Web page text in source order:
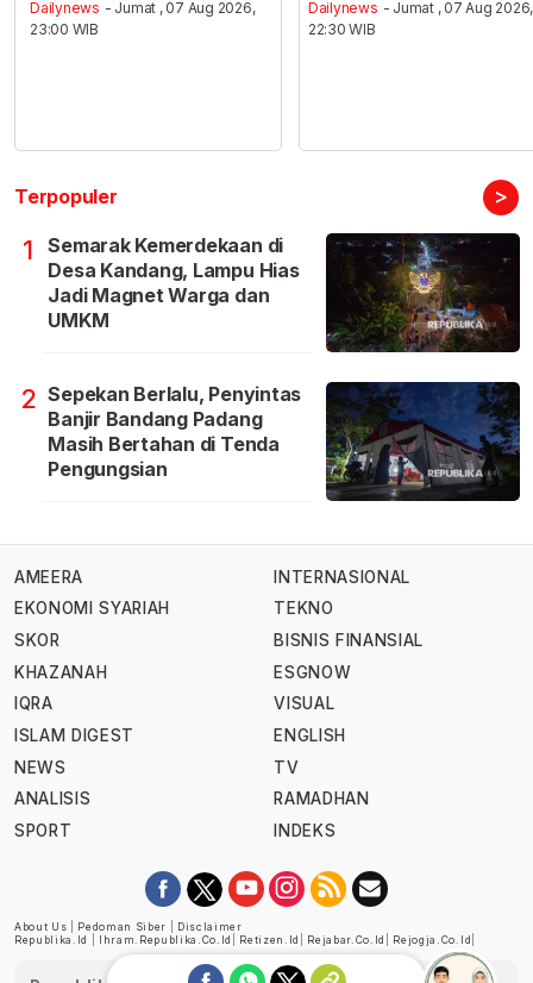
Dailynews - Jumat , 07 Aug 2026,
23:00 WIB
Dailynews - Jumat , 07 Aug 2026,
22:30 WIB
Terpopuler >
1
Semarak Kemerdekaan di
Desa Kandang, Lampu Hias
Jadi Magnet Warga dan
UMKM
2 Sepekan Berlalu, Penyintas
Banjir Bandang Padang
Masih Bertahan di Tenda
Pengungsian
AMEERA
EKONOMI SYARIAH
SKOR
KHAZANAH
IQRA
ISLAM DIGEST
NEWS
ANALISIS
SPORT
INTERNASIONAL
TEKNO
BISNIS FINANSIAL
ESGNOW
VISUAL
ENGLISH
TV
RAMADHAN
INDEKS
About Us Pedoman Siber
Disclaimer
Republika.id
Ihram.republika.co.id Retizen.id Rejabar.co.id Rejogja.co.id